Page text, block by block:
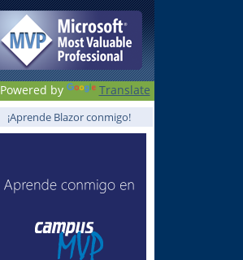
Powered by Translate
¡Aprende Blazor conmigo!